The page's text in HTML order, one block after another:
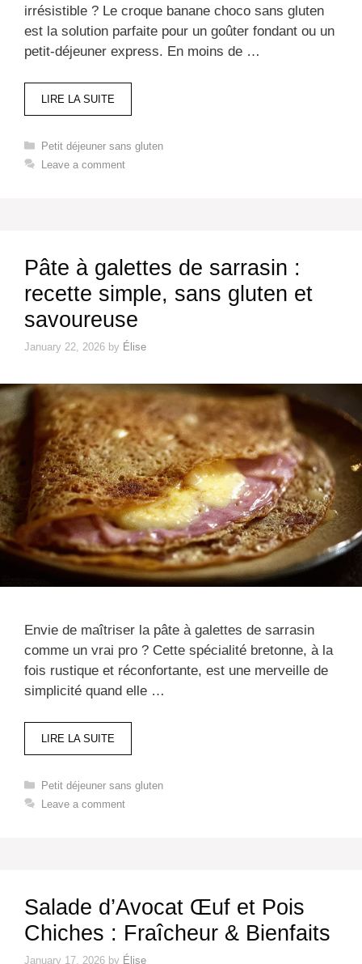
irrésistible ? Le croque banane choco sans gluten
est la solution parfaite pour un goûter fondant ou un
petit-déjeuner express. En moins de …
LIRE LA SUITE
Categories
Petit déjeuner sans gluten​
Leave a comment
Pâte à galettes de sarrasin :
recette simple, sans gluten et
savoureuse
January 22, 2026 by Élise
Envie de maîtriser la pâte à galettes de sarrasin
comme un vrai pro ? Cette spécialité bretonne, à la
fois rustique et réconfortante, est une merveille de
simplicité quand elle …
LIRE LA SUITE
Categories
Petit déjeuner sans gluten​
Leave a comment
Salade d’Avocat Œuf et Pois
Chiches : Fraîcheur & Bienfaits
January 17, 2026 by Élise